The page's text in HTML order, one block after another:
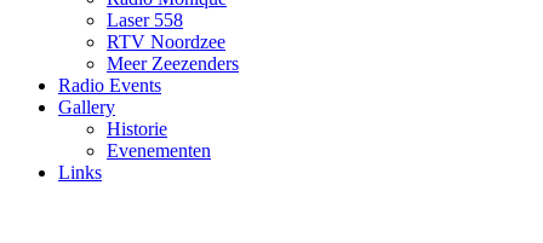
Laser 558
RTV Noordzee
Meer Zeezenders
Radio Events
Gallery
Historie
Evenementen
Links